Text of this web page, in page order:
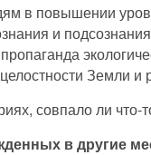
в повышении
и
Земли
совпало ли что-
в другие